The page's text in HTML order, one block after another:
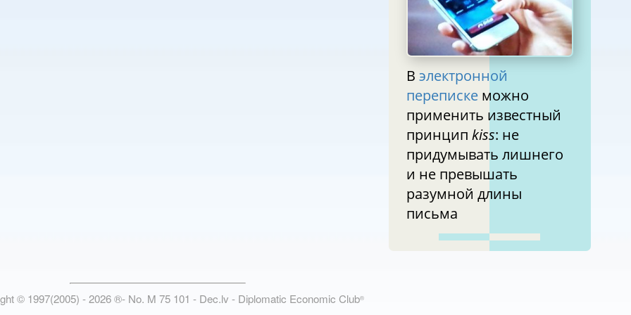
В электронной
перепискеможно
применить известный
принцип kiss: не
придумывать лишнего
и не превышать
разумной длины
письма
© 1997(2005) -2026®- No. M 75 101 - Dec.lv - Diplomatic Economic Club®